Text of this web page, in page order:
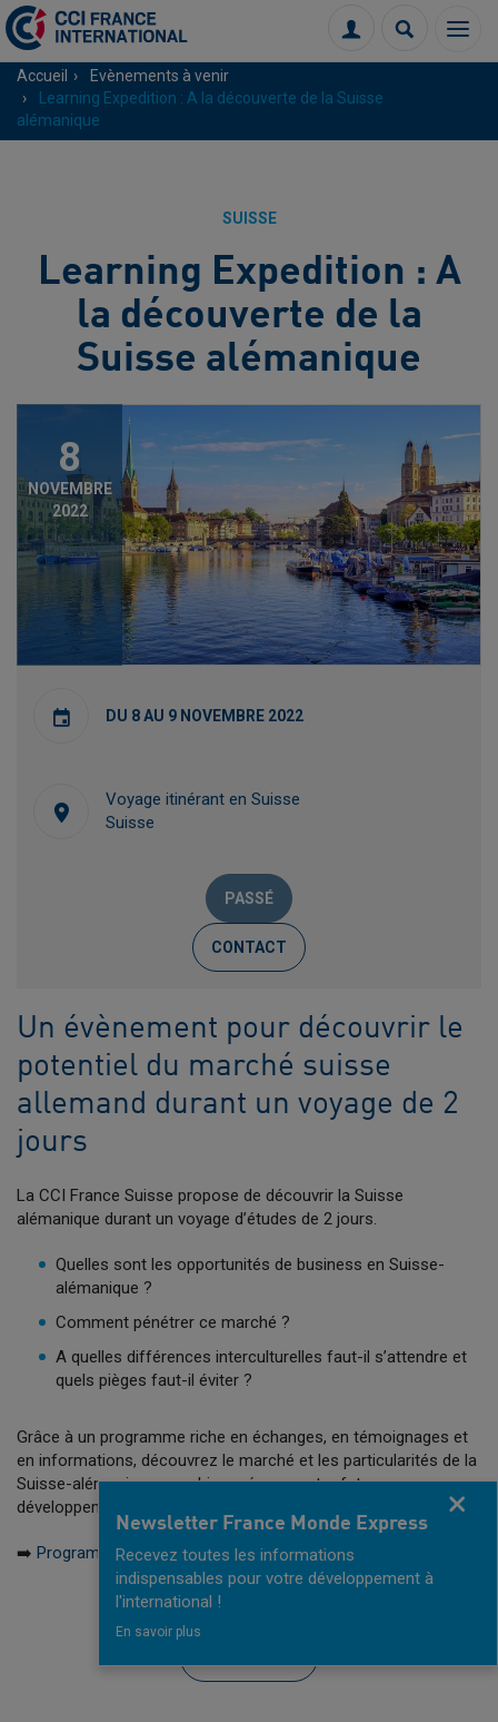
Menu
Connexion
Accueil
Evènements à venir
Learning Expedition : A la découverte de la Suisse
alémanique
SUISSE
Learning Expedition : A
la découverte de la
Suisse alémanique
8
NOVEMBRE
2022
DU 8 AU 9 NOVEMBRE 2022
Voyage itinérant en Suisse
Suisse
PASSÉ
CONTACT
Un évènement pour découvrir le
potentiel du marché suisse
allemand durant un voyage de 2
jours
La CCI France Suisse propose de découvrir la Suisse
alémanique durant un voyage d’études de 2 jours.
Quelles sont les opportunités de business en Suisse-
alémanique ?
Comment pénétrer ce marché ?
A quelles différences interculturelles faut-il s’attendre et
quels pièges faut-il éviter ?
Grâce à un programme riche en échanges, en témoignages et
en informations, découvrez le marché et les particularités de la
Suisse-alémanique pour bien préparer votre futur
développement.
➡️​ Programme de la mission
Newsletter France Monde Express
Recevez toutes les informations
indispensables pour votre développement à
l'international !
En savoir plus